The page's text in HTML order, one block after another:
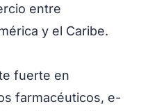
entre
y el Caribe.
fuerte en
farmacéuticos, e-